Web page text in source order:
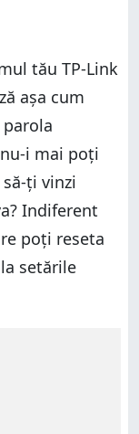
tău TP-Link
așa cum
i mai poți
ți vinzi
Indiferent
poți reseta
setările